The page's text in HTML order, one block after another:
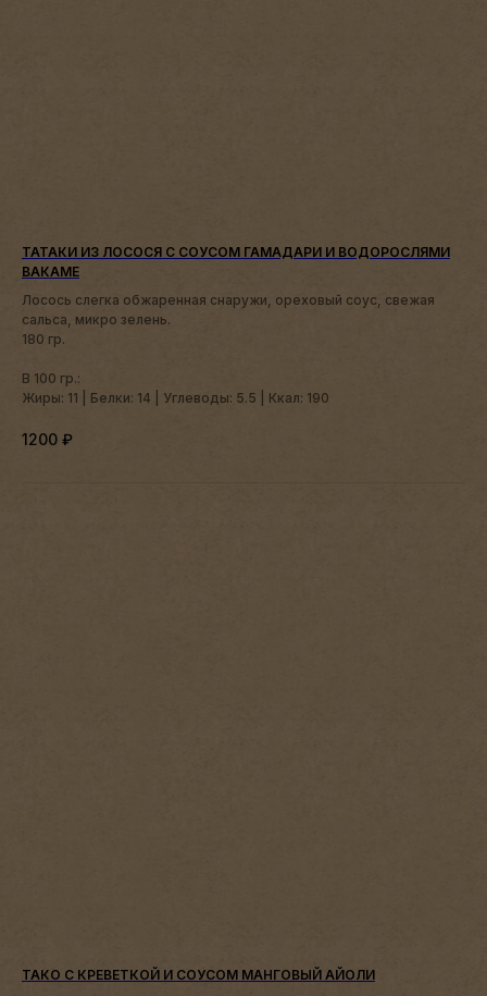
ТАТАКИ ИЗ ЛОСОСЯ С СОУСОМ ГАМАДАРИ И ВОДОРОСЛЯМИ
ВАКАМЕ
Лосось слегка обжаренная снаружи, ореховый соус, свежая
сальса, микро зелень.
180 гр.
В 100 гр.:
Жиры: 11 | Белки: 14 | Углеводы: 5.5 | Ккал: 190
1200 ₽
ТАКО С КРЕВЕТКОЙ И СОУСОМ МАНГОВЫЙ АЙОЛИ